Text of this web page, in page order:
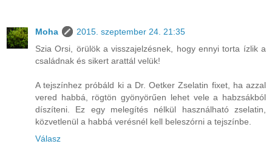
Moha
2015. szeptember 24. 21:35
Szia Orsi, örülök a visszajelzésnek, hogy ennyi torta ízlik a
családnak és sikert arattál velük!
A tejszínhez próbáld ki a Dr. Oetker Zselatin fixet, ha azzal
vered habbá, rögtön gyönyörűen lehet vele a habzsákból
díszíteni. Ez egy melegítés nélkül használható zselatin,
közvetlenül a habbá verésnél kell beleszórni a tejszínbe.
Válasz